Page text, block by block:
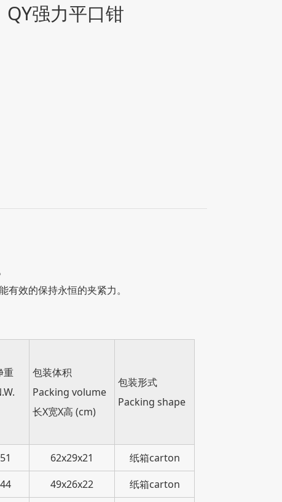
QY强力平口钳
效的保持永恒的夹紧力。
重
包装体积
Packing volume
长X宽X高 (cm)
包装形式
Packing shape
62x29x21
纸箱carton
49x26x22
纸箱carton